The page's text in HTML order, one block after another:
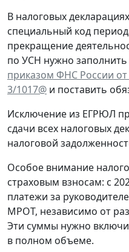
В налоговых
специальный код
прекращение
по УСН нужно
приказом ФНС России
3/1017@ и поставить
Исключение из ЕГРЮЛ
сдачи всех налоговых
налоговой
Особое внимание
страховым взносам: с
платежи за
МРОТ, независимо от
Эти суммы нужно
в полном объеме.